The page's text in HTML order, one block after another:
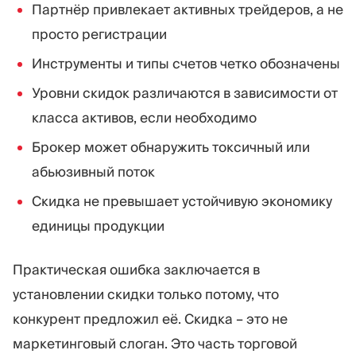
Партнёр привлекает активных трейдеров, а не
просто регистрации
Инструменты и типы счетов четко обозначены
Уровни скидок различаются в зависимости от
класса активов, если необходимо
Брокер может обнаружить токсичный или
абьюзивный поток
Скидка не превышает устойчивую экономику
единицы продукции
Практическая ошибка заключается в
установлении скидки только потому, что
конкурент предложил её. Скидка – это не
маркетинговый слоган. Это часть торговой